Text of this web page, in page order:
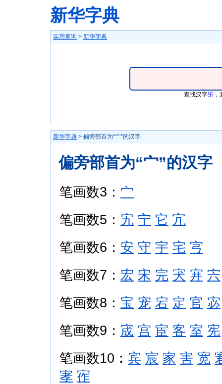
新华字典
实用查询 > 新华字典
查找汉字卐
新华字典 > 偏旁部首为“宀”的汉字
偏旁部首为“宀”的汉字
笔画数3： 宀
笔画数5： 宄 宁 它 宂
笔画数6： 安 守 宇 宅 宆
笔画数7： 宏 宋 完 宊 宑 宍
笔画数8： 宝 宠 宕 定 官 宓
笔画数9： 宬 宫 宦 客 室 宪
笔画数10： 宾 宸 家 害 宽
宯 宱